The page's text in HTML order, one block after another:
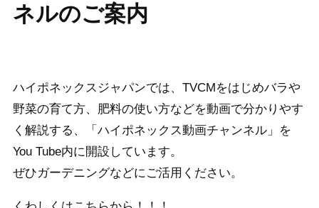
ネルのご案内
ハイポネックスジャパンでは、TVCMをはじめバラや
野菜の育て方、肥料の使い方などを動画で分かりやす
く解説する、「ハイポネックス動画チャンネル」を
You Tube内に開設しています。
ぜひガーデニングなどにご活用ください。